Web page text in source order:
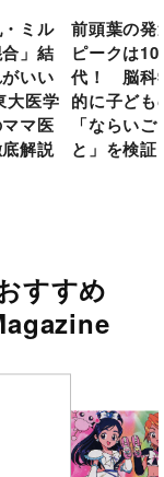
・ミル
」結
いい
大医学
マ医
解説
前頭葉の発達
ピークは10
代！ 脳科学
的に子どもの
「ならいご
と」を検証
すすめ